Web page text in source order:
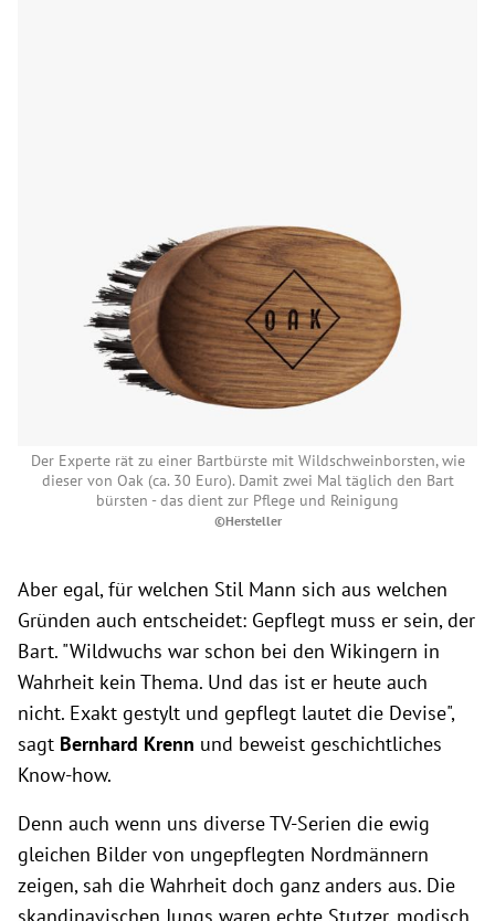
Der Experte rät zu einer Bartbürste mit Wildschweinborsten, wie
dieser von Oak (ca. 30 Euro). Damit zwei Mal täglich den Bart
bürsten - das dient zur Pflege und Reinigung
©Hersteller
Aber egal, für welchen Stil Mann sich aus welchen
Gründen auch entscheidet: Gepflegt muss er sein, der
Bart. "Wildwuchs war schon bei den Wikingern in
Wahrheit kein Thema. Und das ist er heute auch
nicht. Exakt gestylt und gepflegt lautet die Devise",
sagt Bernhard Krenn und beweist geschichtliches
Know-how.
Denn auch wenn uns diverse TV-Serien die ewig
gleichen Bilder von ungepflegten Nordmännern
zeigen, sah die Wahrheit doch ganz anders aus. Die